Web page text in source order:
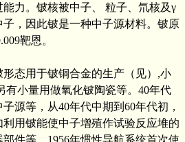
力。铍核被中子、 粒子、氘核及γ
，因此铍是一种中子源材料。铍原
靶恩。
态用于铍铜合金的生产（见）,小
有小量用做氧化铍陶瓷等。40年代
源等，从40年代中期到60年代初，
用铍能使中子增殖作试验反应堆的
件等。1956年惯性导航系统首次使